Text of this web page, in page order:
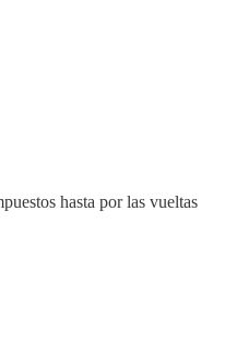
hasta por las vueltas